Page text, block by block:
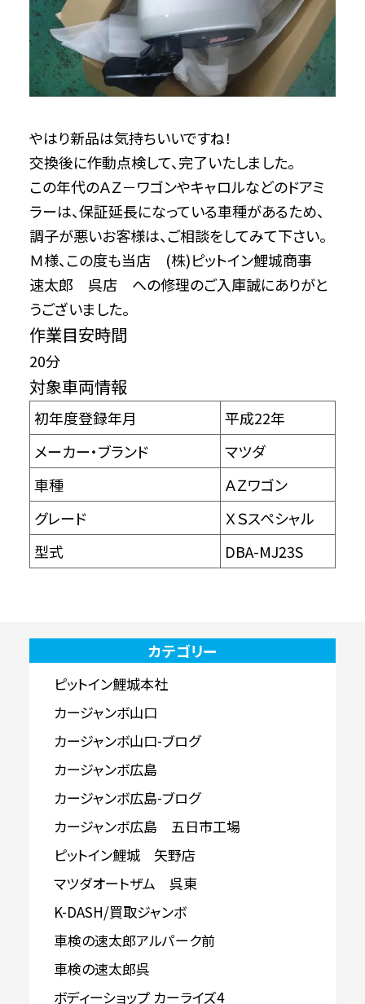
やはり新品は気持ちいいですね！
交換後に作動点検して、完了いたしました。
この年代のＡＺ－ワゴンやキャロルなどのドアミ
ラーは、保証延長になっている車種があるため、
調子が悪いお客様は、ご相談をしてみて下さい。
Ｍ様、この度も当店 (株)ピットイン鯉城商事
速太郎 呉店 への修理のご入庫誠にありがと
うございました。
作業目安時間
20分
対象車両情報
初年度登録年月
平成22年
メーカー・ブランド
マツダ
車種
ＡＺワゴン
グレード
ＸＳスペシャル
型式
DBA-MJ23S
カテゴリー
ピットイン鯉城本社
カージャンボ山口
カージャンボ山口-ブログ
カージャンボ広島
カージャンボ広島-ブログ
カージャンボ広島 五日市工場
ピットイン鯉城 矢野店
マツダオートザム 呉東
K-DASH/買取ジャンボ
車検の速太郎アルパーク前
車検の速太郎呉
ボディーショップ カーライズ4